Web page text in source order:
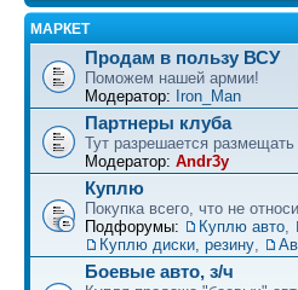
МАРКЕТ
Продам в пользу ВСУ
Поможем нашей армии!
Модератор: Iron_Man
Партнеры клуба
Тут разрешается
Модератор: Andr3y
Куплю
Покупка всего, что не
Подфорумы:
Куплю авто,
Куплю диски, резину,
Боевые авто, з/ч